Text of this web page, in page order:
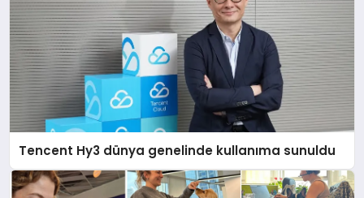
Tencent Hy3 dünya genelinde kullanıma sunuldu